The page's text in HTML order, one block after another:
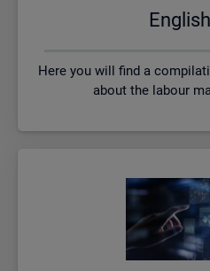
Here you will find a
about the labour